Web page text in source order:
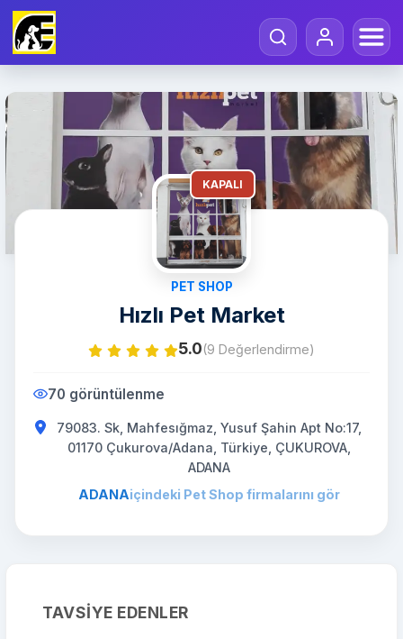
KAPALI
PET SHOP
Hızlı Pet Market
5.0(9 Değerlendirme)
70 görüntülenme
79083. Sk, Mahfesığmaz, Yusuf Şahin Apt No:17,
01170 Çukurova/Adana, Türkiye, ÇUKUROVA,
ADANA
ADANAiçindeki Pet Shop firmalarını gör
TAVSIYE EDENLER